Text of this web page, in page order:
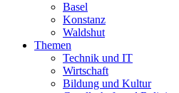
Basel
Konstanz
Waldshut
Themen
Technik und IT
Wirtschaft
Bildung und Kultur